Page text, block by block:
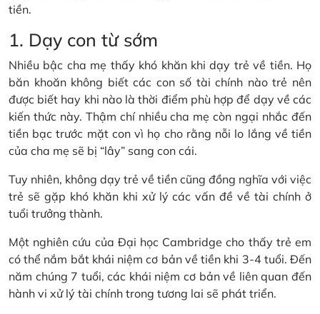
tiền.
1. Dạy con từ sớm
Nhiều bậc cha mẹ thấy khó khăn khi dạy trẻ về tiền. Họ
băn khoăn không biết các con số tài chính nào trẻ nên
được biết hay khi nào là thời điểm phù hợp để dạy về các
kiến thức này. Thậm chí nhiều cha mẹ còn ngại nhắc đến
tiền bạc trước mặt con vì họ cho rằng nỗi lo lắng về tiền
của cha mẹ sẽ bị “lây” sang con cái.
Tuy nhiên, không dạy trẻ về tiền cũng đồng nghĩa với việc
trẻ sẽ gặp khó khăn khi xử lý các vấn đề về tài chính ở
tuổi trưởng thành.
Một nghiên cứu của Đại học Cambridge cho thấy trẻ em
có thể nắm bắt khái niệm cơ bản về tiền khi 3-4 tuổi. Đến
năm chúng 7 tuổi, các khái niệm cơ bản về liên quan đến
hành vi xử lý tài chính trong tương lai sẽ phát triển.